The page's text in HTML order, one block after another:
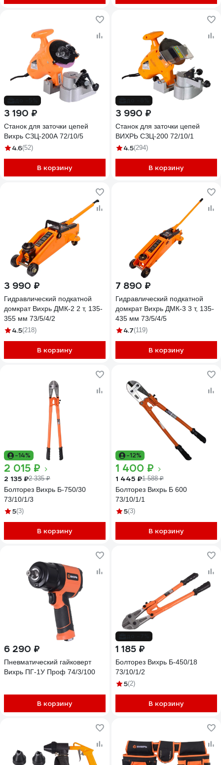
3 190 ₽
Станок для заточки цепей
Вихрь СЗЦ-200А 72/10/5
4.6(52)
В корзину
3 990 ₽
Станок для заточки цепей
ВИХРЬ СЗЦ-200 72/10/1
4.5(294)
В корзину
3 990 ₽
Гидравлический подкатной
домкрат Вихрь ДМК-2 2 т, 135-
355 мм 73/5/4/2
4.5(218)
В корзину
7 890 ₽
Гидравлический подкатной
домкрат Вихрь ДМК-3 3 т, 135-
435 мм 73/5/4/5
4.7(119)
В корзину
-14%
2 015 ₽
2 135 ₽2 335 ₽
Болторез Вихрь Б-750/30
73/10/1/3
5(3)
В корзину
-12%
1 400 ₽
1 445 ₽1 588 ₽
Болторез Вихрь Б 600
73/10/1/1
5(3)
В корзину
6 290 ₽
Пневматический гайковерт
Вихрь ПГ-1У Проф 74/3/100
В корзину
1 185 ₽
Болторез Вихрь Б-450/18
73/10/1/2
5(2)
В корзину